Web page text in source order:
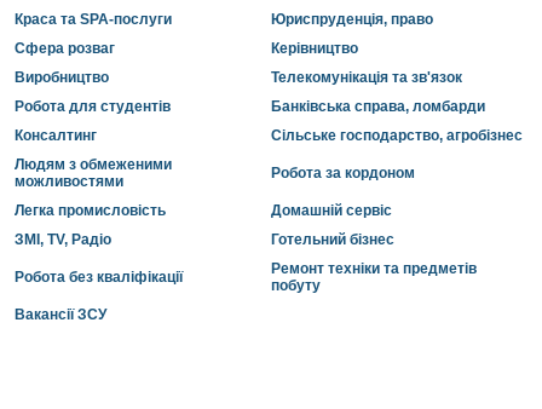
Краса та SPA-послуги
Юриспруденція, право
Сфера розваг
Керівництво
Виробництво
Телекомунікація та зв'язок
Робота для студентів
Банківська справа, ломбарди
Консалтинг
Сільське господарство, агробізнес
Людям з обмеженими
можливостями
Робота за кордоном
Легка промисловість
Домашній сервіс
ЗМІ, TV, Радіо
Готельний бізнес
Робота без кваліфікації
Ремонт техніки та предметів
побуту
Вакансії ЗСУ